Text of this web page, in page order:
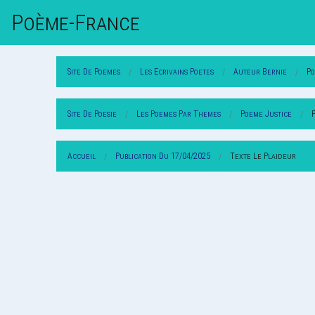
Poème-FrAnce
Site De Poemes Les Ecrivains Poetes Auteur Bernie
Site De Poesie Les Poemes Par Themes Poeme Justice
Accueil Publication Du 17/04/2025 Texte Le Plaideur